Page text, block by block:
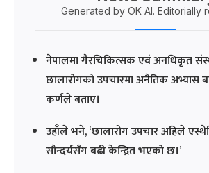
Generated by OK AI. Editorially
नेपालमा गैरचिकित्सक एवं अनधिकृत
छालारोगको उपचारमा अनैतिक अभ्यास
कर्णले बताए।
उहाँले भने, ‘छालारोग उपचार अहिले
सौन्दर्यसँग बढी केन्द्रित भएको छ।’